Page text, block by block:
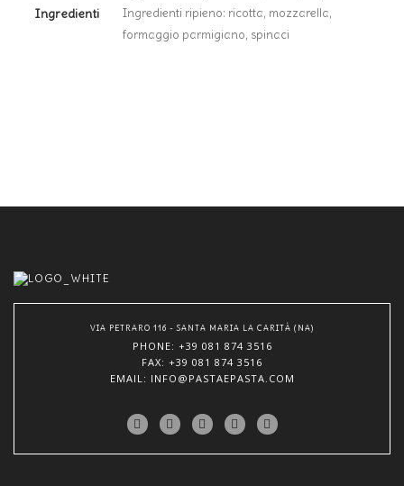
Ingredienti
Ingredienti ripieno: ricotta, mozzarella,
formaggio parmigiano, spinaci
VIA PETRARO 116 - SANTA MARIA LA CARITÀ (NA)
PHONE: +39 081 874 3516
FAX: +39 081 874 3516
EMAIL: INFO@PASTAEPASTA.COM